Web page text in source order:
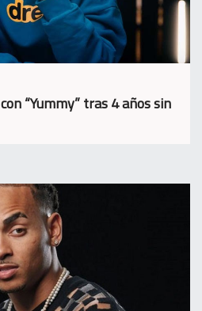
“Yummy” tras 4 años sin